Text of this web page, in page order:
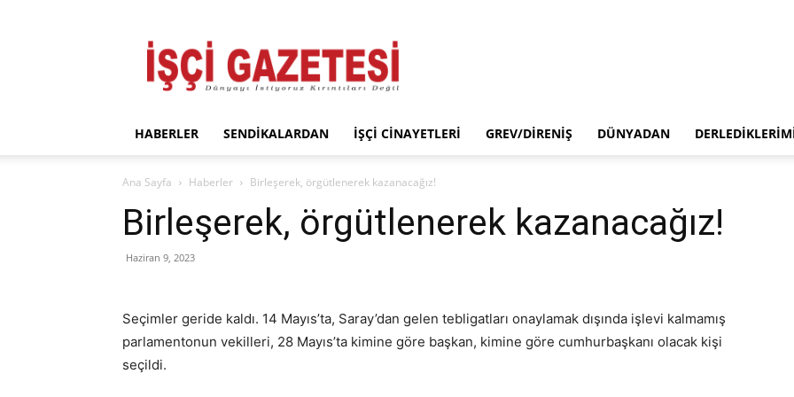
Gazetesi
HABERLER SENDIKALARDAN İŞÇI CINAYETLERI GREV/DIRENIŞ DÜNYADAN
Ana Sayfa Haberler Birleşerek, örgütlenerek kazanacağız!
Birleşerek, örgütlenerek kazanacağız!
Haziran 9, 2023
Seçimler geride kaldı. 14 Mayıs’ta, Saray’dan gelen tebligatları onaylamak dışında işlevi kalmamış
parlamentonun vekilleri, 28 Mayıs’ta kimine göre başkan, kimine göre cumhurbaşkanı olacak kişi
seçildi.